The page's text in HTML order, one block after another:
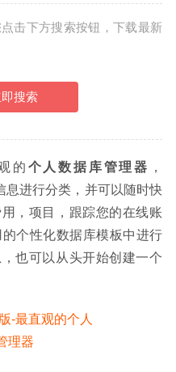
击下方搜索按钮，下载最新
搜索
的 个人数据库管理器 ，
息进行分类，并可以随时快
，项目，跟踪您的在线账
个性化数据库模板中进行
也可以从头开始创建一个